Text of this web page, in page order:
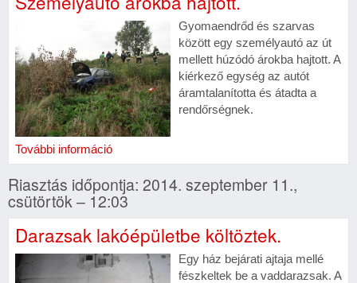
Gyomaendrőd és szarvas
között egy személyautó az út
mellett húzódó árokba hajtott. A
kiérkező egység az autót
áramtalanította és átadta a
rendőrségnek.
További információ
Riasztás időpontja: 2014. szeptember 11.,
csütörtök – 12:03
Darazsak lakóépületbe költöztek.
Egy ház bejárati ajtaja mellé
fészkeltek be a vaddarazsak. A